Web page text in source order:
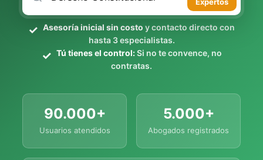
Asesoría inicial sin costo y contacto directo con
hasta 3 especialistas.
Tú tienes el control:Si no te convence, no
contratas.
90.000+
Usuarios atendidos
5.000+
Abogados registrados